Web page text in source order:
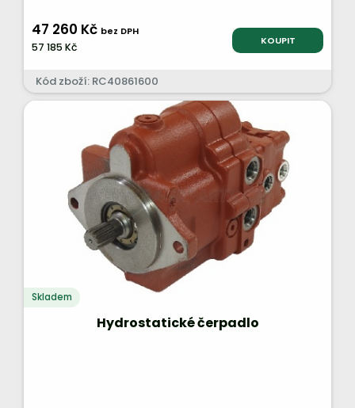
47 260 Kč bez DPH
57 185 Kč KOUPIT
Kód zboží: RC40861600
Skladem
Hydrostatické čerpadlo